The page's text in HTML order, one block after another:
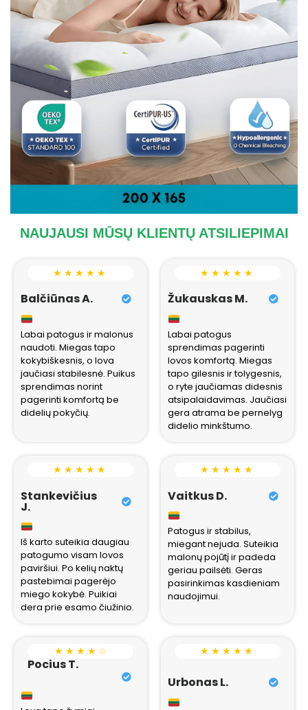
NAUJAUSI MŪSŲ KLIENTŲ ATSILIEPIMAI
★ ★ ★ ★ ★
Balčiūnas A.
Labai patogus ir malonus
naudoti. Miegas tapo
kokybiškesnis, o lova
jaučiasi stabilesnė. Puikus
sprendimas norint
pagerinti komfortą be
didelių pokyčių.
★ ★ ★ ★ ★
Žukauskas M.
Labai patogus
sprendimas pagerinti
lovos komfortą. Miegas
tapo gilesnis ir tolygesnis,
o ryte jaučiamas didesnis
atsipalaidavimas. Jaučiasi
gera atrama be pernelyg
didelio minkštumo.
★ ★ ★ ★ ★
Stankevičius
J.
Iš karto suteikia daugiau
patogumo visam lovos
paviršiui. Po kelių naktų
pastebimai pagerėjo
miego kokybė. Puikiai
dera prie esamo čiužinio.
★ ★ ★ ★ ★
Vaitkus D.
Patogus ir stabilus,
miegant nejuda. Suteikia
malonų pojūtį ir padeda
geriau pailsėti. Geras
pasirinkimas kasdieniam
naudojimui.
★ ★ ★ ★ ☆
Pocius T.
★ ★ ★ ★ ★
Urbonas L.